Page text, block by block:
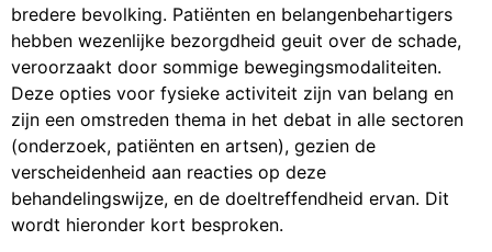
bredere bevolking. Patiënten en belangenbehartigers
hebben wezenlijke bezorgdheid geuit over de schade,
veroorzaakt door sommige bewegingsmodaliteiten.
Deze opties voor fysieke activiteit zijn van belang en
zijn een omstreden thema in het debat in alle sectoren
(onderzoek, patiënten en artsen), gezien de
verscheidenheid aan reacties op deze
behandelingswijze, en de doeltreffendheid ervan. Dit
wordt hieronder kort besproken.